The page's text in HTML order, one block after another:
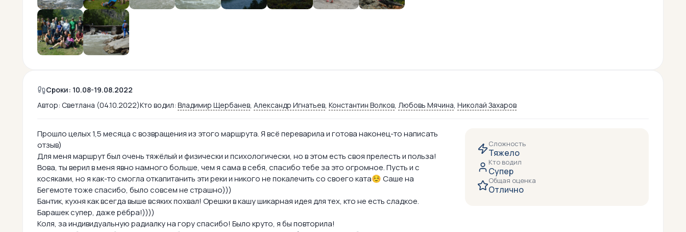
Сроки: 10.08-19.08.2022
Автор: Светлана (04.10.2022)Кто водил: Владимир Щербанев, Александр Игнатьев, Константин Волков, Любовь Мячина, Николай Захаров
Прошло целых 1,5 месяца с возвращения из этого маршрута. Я всё переварила и готова наконец-то написать
отзыв)
Для меня маршрут был очень тяжёлый и физически и психологически, но в этом есть своя прелесть и польза!
Вова, ты верил в меня явно намного больше, чем я сама в себя, спасибо тебе за это огромное. Пусть и с
косяками, но я как-то смогла откапитанить эти реки и никого не покалечить со своего ката☺️ Саше на
Бегемоте тоже спасибо, было совсем не страшно)))
Бантик, кухня как всегда выше всяких похвал! Орешки в кашу шикарная идея для тех, кто не есть сладкое.
Барашек супер, даже рёбра!))))
Коля, за индивидуальную радиалку на гору спасибо! Было круто, я бы повторила!
Сложность
Тяжело
Кто водил
Супер
Общая оценка
Отлично